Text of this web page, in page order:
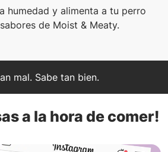
humedad y alimenta a tu perro
de Moist & Meaty.
mal. Sabe tan bien.
a la hora de comer!